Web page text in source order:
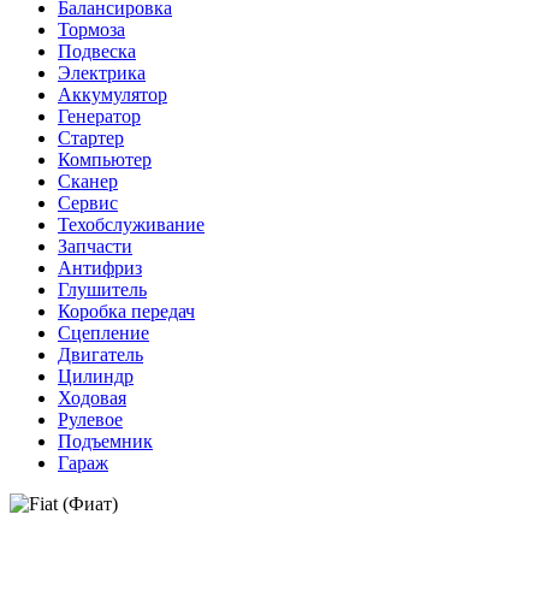
Балансировка
Тормоза
Подвеска
Электрика
Аккумулятор
Генератор
Стартер
Компьютер
Сканер
Сервис
Техобслуживание
Запчасти
Антифриз
Глушитель
Коробка передач
Сцепление
Двигатель
Цилиндр
Ходовая
Рулевое
Подъемник
Гараж